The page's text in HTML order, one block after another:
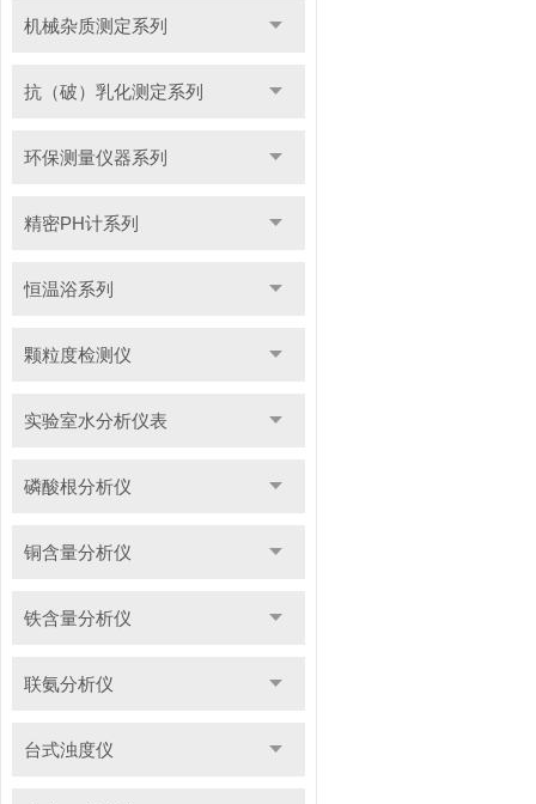
机械杂质测定系列
抗（破）乳化测定系列
环保测量仪器系列
精密PH计系列
恒温浴系列
颗粒度检测仪
实验室水分析仪表
磷酸根分析仪
铜含量分析仪
铁含量分析仪
联氨分析仪
台式浊度仪